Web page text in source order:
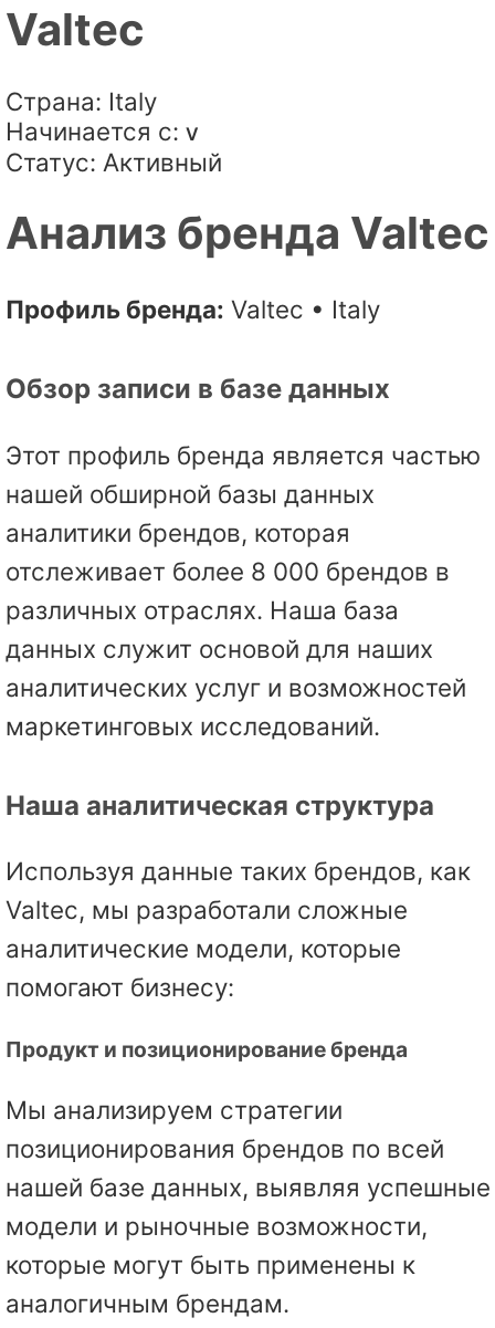
Valtec
Страна: Italy
Начинается с: V
Статус: Активный
Анализ бренда Valtec
Профиль бренда: Valtec • Italy
Обзор записи в базе данных
Этот профиль бренда является частью
нашей обширной базы данных
аналитики брендов, которая
отслеживает более 8 000 брендов в
различных отраслях. Наша база
данных служит основой для наших
аналитических услуг и возможностей
маркетинговых исследований.
Наша аналитическая структура
Используя данные таких брендов, как
Valtec, мы разработали сложные
аналитические модели, которые
помогают бизнесу:
Продукт и позиционирование бренда
Мы анализируем стратегии
позиционирования брендов по всей
нашей базе данных, выявляя успешные
модели и рыночные возможности,
которые могут быть применены к
аналогичным брендам.